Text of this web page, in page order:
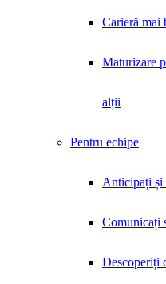
Carieră mai
Maturizare
alții
Pentru echipe
Anticipați și
Comunicați
Descoperiți